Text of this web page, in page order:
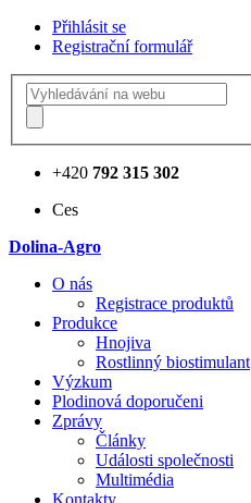
Přihlásit se
Registrační formulář
+420 792 315 302
Ces
Dolina-Agro
О nás
Registrace produktů
Produkce
Hnojiva
Rostlinný biostimulant
Výzkum
Plodinová doporučeni
Zprávy
Články
Události společnosti
Multimédia
Kontakty